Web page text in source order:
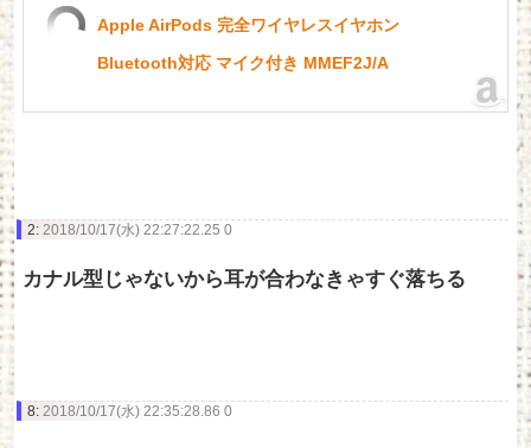
Apple AirPods 完全ワイヤレスイヤホン
Bluetooth対応 マイク付き MMEF2J/A
2: 2018/10/17(水) 22:27:22.25 0
カナル型じゃないから耳が合わなきゃすぐ落ちる
8: 2018/10/17(水) 22:35:28.86 0